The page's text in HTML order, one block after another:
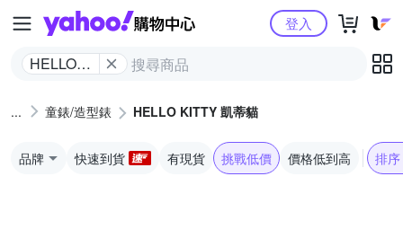
Yahoo購物中心
HELLO
蒂貓
登入
童錶/造型錶 HELLO KITTY 凱蒂貓
品牌 快速到貨 有現貨 挑戰低價 價格低到高 排序